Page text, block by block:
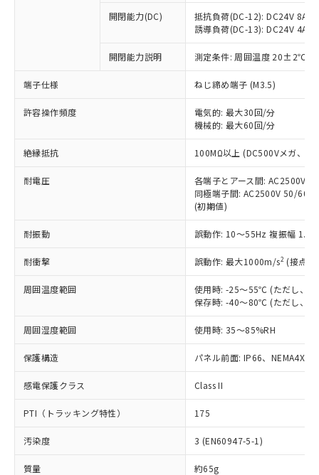
開閉能力(DC)
抵抗負荷(DC-12): DC24V 8A/
誘導負荷(DC-13): DC24V 4A/
開閉能力説明 測定条件: 周囲温度 20±2℃、
端子仕様 ねじ締め端子 (M3.5)
許容操作頻度
電気的: 最大30回/分
機械的: 最大60回/分
絶縁抵抗 100MΩ以上 (DC500Vメガ、点
耐電圧
各端子とアース間: AC2500V
同極端子間: AC2500V 50/
(初期値)
耐振動 誤動作: 10～55Hz 複振幅
耐衝撃 誤動作: 最大1000m/s2 (接点
周囲温度範囲
使用時: -25～55℃ (ただし、氷
保存時: -40～80℃ (ただし、氷
周囲湿度範囲 使用時: 35～85%RH
保護構造 パネル前面: IP66、NEMA4X,
感電保護クラス Class II
PTI（トラッキング特性） 175
汚染度 3 (EN60947-5-1)
質量 約65g
商品の当社在庫状況および標準価格
(税抜)を提供させていただくもので
当社制御機器事業取扱商品の中には、
本サービスの対象外となる商品もある
ことをご了承ください。
在庫状況および標準価格照会結果は、
記載している更新日時点での社内デー
タに基づき作成されるものであり、閲
覧された時点での実際の在庫および標
準価格とは異なる場合があることをご
正式な納期状況および標準価格はお客
様のお取引先、またはお客様担当のオ
ムロン制御機器販売店・当社販売員に
オムロン制御機器販売店や当社販売拠
販売ネットワーク
」をご確認
在庫状況および標準価格結果を当社の
事前の承諾なく第三者に漏洩または開
示しないようお願いします。
マイパーツ機能（部品リスト作成サー
ビス）をご利用いただくには、I-Web
メンバーズにご登録されている必要が
あります。
お客様が当ウェブサイト上で当社にご
登録された部品リストについて、当社
および当社の共同利用者が、当社の製
品・サービスに関するお客様との取
引・商談に必要な範囲で利用すること
非含有の対応状況を調査中または確認中の
非該当品：ライセンス料など無形物で、有
害物質有無と関係のない商品です。
いたものが、含有品と判明した場合などや
むを得ず変更することがあります。
鉛(Pb) 1000ppm以下、 水銀(Hg) 1000ppm以下、 カド
六価クロム(Cr(Ⅵ)) 1000ppm以下、ポリ臭化ビフェニル
類(PBB) 1000ppm以下、ポリ臭化ジフェニルエーテル類
(PBDE) 1000ppm以下、フタル酸ビス(2-エチルヘキシ
ル) (DEHP)(別名：DOP) 1000ppm以下、フタル酸ブチ
ルベンジル（BBP） 1000ppm以下、フタル酸ジブチル
（DBP） 1000ppm以下、フタル酸ジイソブチル
但し、RoHS指令で産業用監視および制御機器に対する
図的な使用がないことを確認しています。
部品在庫の切り替え状況などにより、予定
月が前後することがあります。
※3 非含有証明書ダウンロード
下記の非含有証明書をダウンロードするこ
「○」：最大均質材料含有率が中国RoHSの
基準値以下であることを示します。
「×」：最大均質材料含有率が中国RoHSの
基準値を超えていることを示します。
「－」：未確認です。当社販売部門へお問
い合わせください。
*中国RoHS10物質の基準値 (GB/T26572)：
Pb(鉛) :1000ppm、 Hg(水銀) : 1000ppm、 Cd(カドミウ
ム) : 100ppm、
Cr(Ⅵ)(六価クロム) : 1000ppm、 PBBs(ポリ臭化ビフェ
ニル類) : 1000ppm、 PBDEs(ポリ臭化ジフェニルエーテ
DBP(フタル酸ジブチル) : 1000ppm、 DIBP(フタル酸ジ
イソブチル) : 1000ppm、 BBP(フタル酸ブチルベンジ
DEHP(フタル酸ビス(2-エチルヘキシル)) : 1000ppm
「ｅ」：有害物質（10物質）のすべてが基
準値以下であることを示します。
「10」：通常の使用状況下において有害物
質が外部に漏えいし、環境に深刻な影響を
及ぼさない年数を意味します。
「－」：未確認です。当社販売部門へお問
当社は、これら貴社製品のうち、外国
為替および外国貿易法に定める商品
（以下｢規制貨物等」という）を輸出
または国外への提供する場合は、日本
国政府の輸出許可(または役務取引許
可)を取得するなどの必要な手続きを
当社は規制貨物を破棄する場合は、完
全に破砕するなど、違法に輸出されな
いよう必要な手段を講じます。
当社は貴社製品を、核兵器、ミサイ
ル、化学兵器、生物兵器またはその他
武器並びにこれらの製造装置等に一切
当社は、貴社製品を第三者に販売する
場合は、上記1、2および3の内容を当
該第三者に通知します。また当社は、
販売先および販売に係わる関係者が違
法に輸出するおそれがある場合は、取
り引きをいたしません。
キャンセル
一定数以上の在庫あり
一定数には満たないが在庫あり
在庫なし(最新の在庫状況につ
いては、お客様のお取引先、ま
たはお客様担当のオムロン制御
機器販売店・当社販売員にご確
受注生産機種、また在庫状況の
情報を公開していない機種